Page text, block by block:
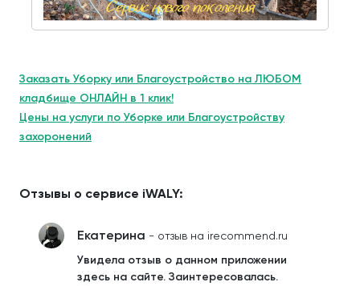
Заказать Уборку или Благоустройство на ЛЮБОМ
кладбище ОНЛАЙН в 1 клик!
Цены на услуги по Уборке или Благоустройству
захоронений
Отзывы о сервисе iWALY:
Екатерина - отзыв на irecommend.ru
Увидела отзыв о данном приложении
здесь на сайте. Заинтересовалась.